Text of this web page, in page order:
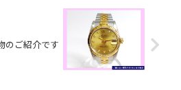
のご紹介です